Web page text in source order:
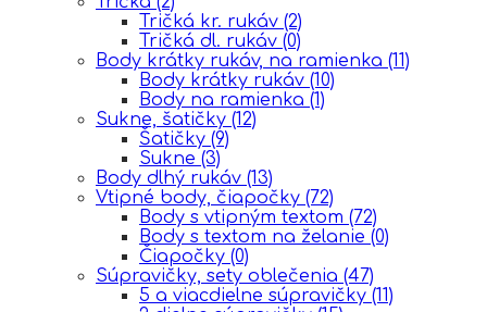
Tričká kr. rukáv (2)
Tričká dl. rukáv (0)
Body krátky rukáv, na ramienka (11)
Body krátky rukáv (10)
Body na ramienka (1)
Sukne, šatičky (12)
Šatičky (9)
Sukne (3)
Body dlhý rukáv (13)
Vtipné body, čiapočky (72)
Body s vtipným textom (72)
Body s textom na želanie (0)
Čiapočky (0)
Súpravičky, sety oblečenia (47)
5 a viacdielne súpravičky (11)